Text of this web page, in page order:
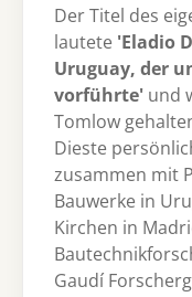
Der Titel des
lautete 'Eladio
Uruguay, der
vorführte' und
Tomlow
Dieste
zusammen mit
Bauwerke in
Kirchen in
Gaudí